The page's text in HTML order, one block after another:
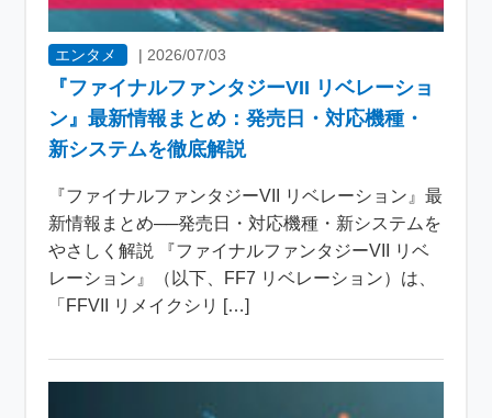
エンタメ | 2026/07/03
『ファイナルファンタジーVII リベレーショ
ン』最新情報まとめ：発売日・対応機種・
新システムを徹底解説
『ファイナルファンタジーVII リベレーション』最
新情報まとめ──発売日・対応機種・新システムを
やさしく解説 『ファイナルファンタジーVII リベ
レーション』（以下、FF7 リベレーション）は、
「FFVII リメイクシリ […]